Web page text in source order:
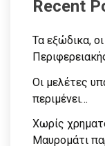
Recent
Τα εξώδικα,
Οι μελέτες
περιμένει…
Χωρίς
Μαυρομάτι